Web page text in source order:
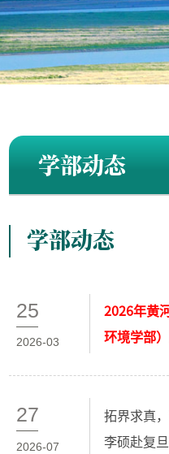
学部动态
学部动态
25
2026-03
2026年黄
环境学部
27
2026-07
拓界求真
李硕赴复